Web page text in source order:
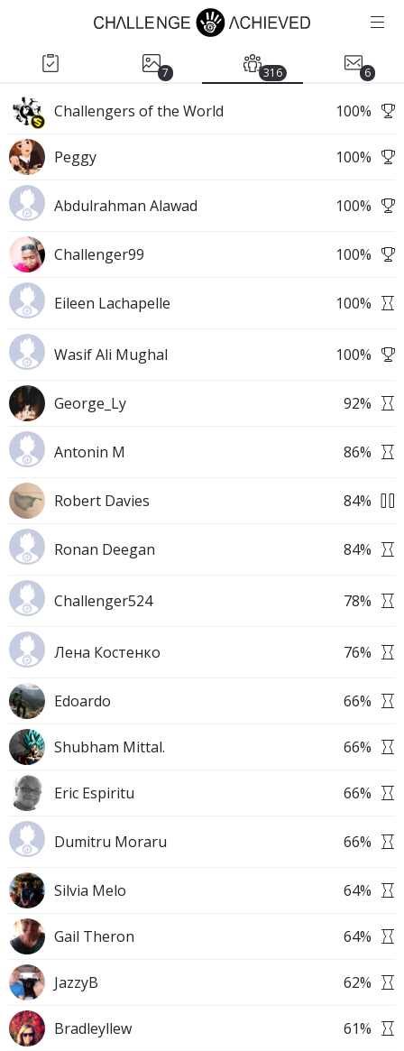
7 316 6
Challengers of the World 100%
Peggy 100%
Abdulrahman Alawad 100%
Challenger99 100%
Eileen Lachapelle 100%
Wasif Ali Mughal 100%
George_Ly 92%
Antonin M 86%
Robert Davies 84%
Ronan Deegan 84%
Challenger524 78%
Лена Костенко 76%
Edoardo 66%
Shubham Mittal. 66%
Eric Espiritu 66%
Dumitru Moraru 66%
Silvia Melo 64%
Gail Theron 64%
JazzyB 62%
Bradleyllew 61%